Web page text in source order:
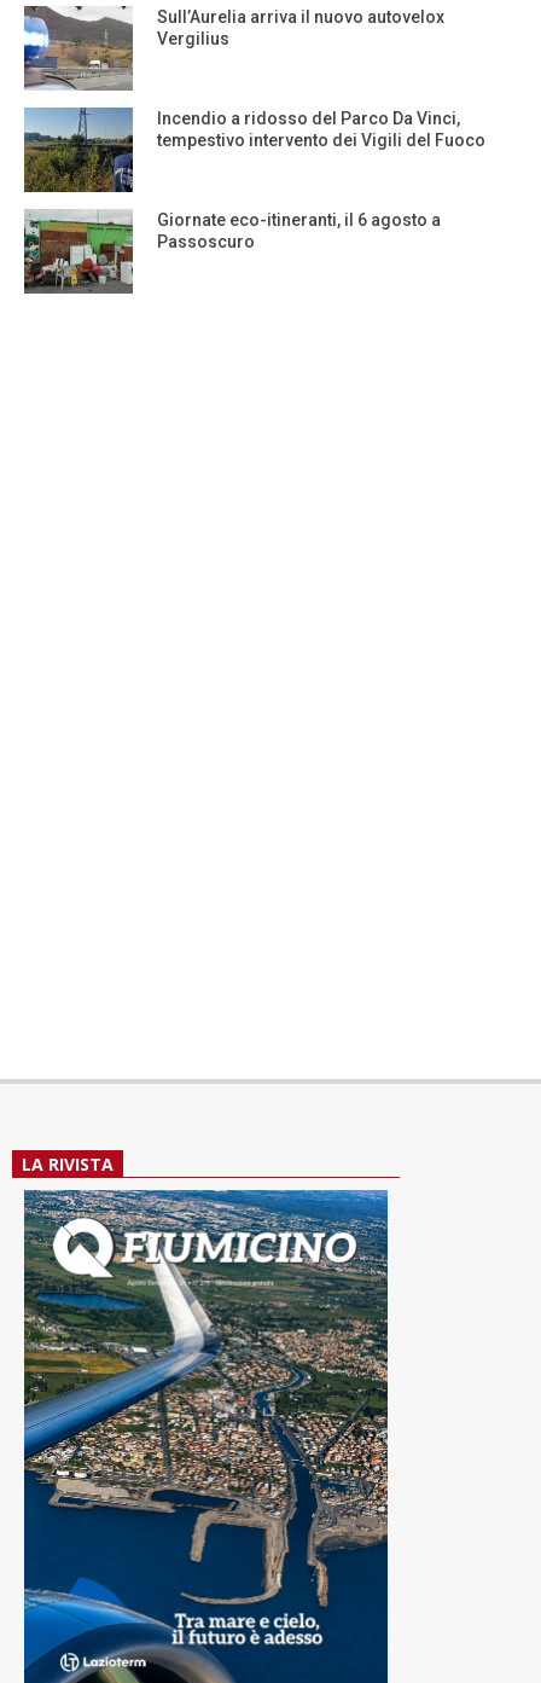
Sull’Aurelia arriva il nuovo autovelox
Vergilius
Incendio a ridosso del Parco Da Vinci,
tempestivo intervento dei Vigili del Fuoco
Giornate eco-itineranti, il 6 agosto a
Passoscuro
LA RIVISTA